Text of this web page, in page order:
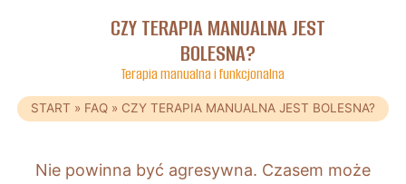
CZY TERAPIA MANUALNA JEST
BOLESNA?
Terapia manualna i funkcjonalna
START » FAQ » CZY TERAPIA MANUALNA JEST BOLESNA?
Nie powinna być agresywna. Czasem może